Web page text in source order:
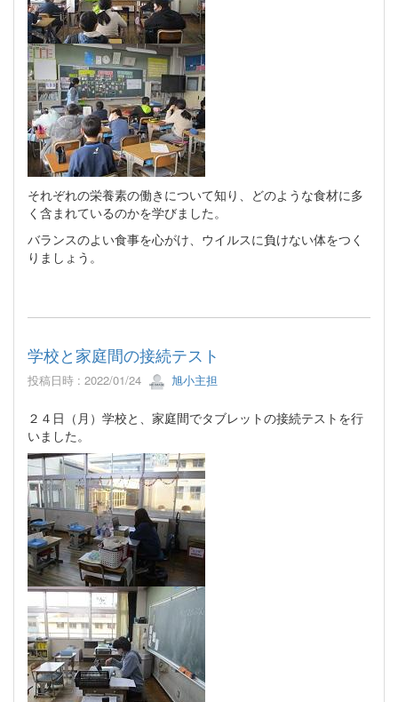
それぞれの栄養素の働きについて知り、どのような食材に多
く含まれているのかを学びました。
バランスのよい食事を心がけ、ウイルスに負けない体をつく
りましょう。
学校と家庭間の接続テスト
投稿日時 : 2022/01/24 旭小主担
２４日（月）学校と、家庭間でタブレットの接続テストを行
いました。